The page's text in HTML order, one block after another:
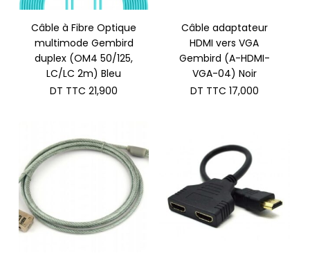
Câble à Fibre Optique
multimode Gembird
duplex (OM4 50/125,
LC/LC 2m) Bleu
DT TTC 21,900
Câble adaptateur
HDMI vers VGA
Gembird (A-HDMI-
VGA-04) Noir
DT TTC 17,000